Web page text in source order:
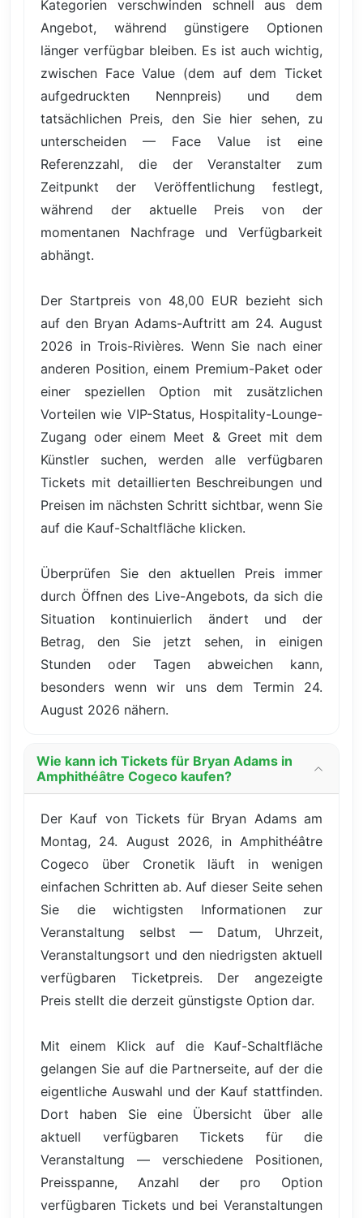
Kategorien verschwinden schnell aus dem
Angebot, während günstigere Optionen
länger verfügbar bleiben. Es ist auch wichtig,
zwischen Face Value (dem auf dem Ticket
aufgedruckten Nennpreis) und dem
tatsächlichen Preis, den Sie hier sehen, zu
unterscheiden — Face Value ist eine
Referenzzahl, die der Veranstalter zum
Zeitpunkt der Veröffentlichung festlegt,
während der aktuelle Preis von der
momentanen Nachfrage und Verfügbarkeit
abhängt.
Der Startpreis von 48,00 EUR bezieht sich
auf den Bryan Adams-Auftritt am 24. August
2026 in Trois-Rivières. Wenn Sie nach einer
anderen Position, einem Premium-Paket oder
einer speziellen Option mit zusätzlichen
Vorteilen wie VIP-Status, Hospitality-Lounge-
Zugang oder einem Meet & Greet mit dem
Künstler suchen, werden alle verfügbaren
Tickets mit detaillierten Beschreibungen und
Preisen im nächsten Schritt sichtbar, wenn Sie
auf die Kauf-Schaltfläche klicken.
Überprüfen Sie den aktuellen Preis immer
durch Öffnen des Live-Angebots, da sich die
Situation kontinuierlich ändert und der
Betrag, den Sie jetzt sehen, in einigen
Stunden oder Tagen abweichen kann,
besonders wenn wir uns dem Termin 24.
August 2026 nähern.
Wie kann ich Tickets für Bryan Adams in
Amphithéâtre Cogeco kaufen?
Der Kauf von Tickets für Bryan Adams am
Montag, 24. August 2026, in Amphithéâtre
Cogeco über Cronetik läuft in wenigen
einfachen Schritten ab. Auf dieser Seite sehen
Sie die wichtigsten Informationen zur
Veranstaltung selbst — Datum, Uhrzeit,
Veranstaltungsort und den niedrigsten aktuell
verfügbaren Ticketpreis. Der angezeigte
Preis stellt die derzeit günstigste Option dar.
Mit einem Klick auf die Kauf-Schaltfläche
gelangen Sie auf die Partnerseite, auf der die
eigentliche Auswahl und der Kauf stattfinden.
Dort haben Sie eine Übersicht über alle
aktuell verfügbaren Tickets für die
Veranstaltung — verschiedene Positionen,
Preisspanne, Anzahl der pro Option
verfügbaren Tickets und bei Veranstaltungen